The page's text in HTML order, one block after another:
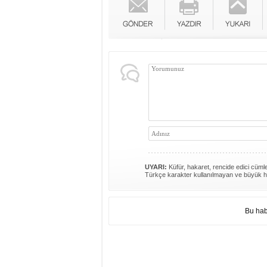
UYARI: Küfür, hakaret, rencide edici
Türkçe karakter kullanılmayan ve büyük
Bu